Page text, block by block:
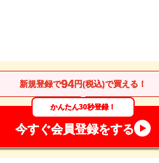
新規登録で94円(税込)で買える！
かんたん30秒登録！
今すぐ会員登録をする